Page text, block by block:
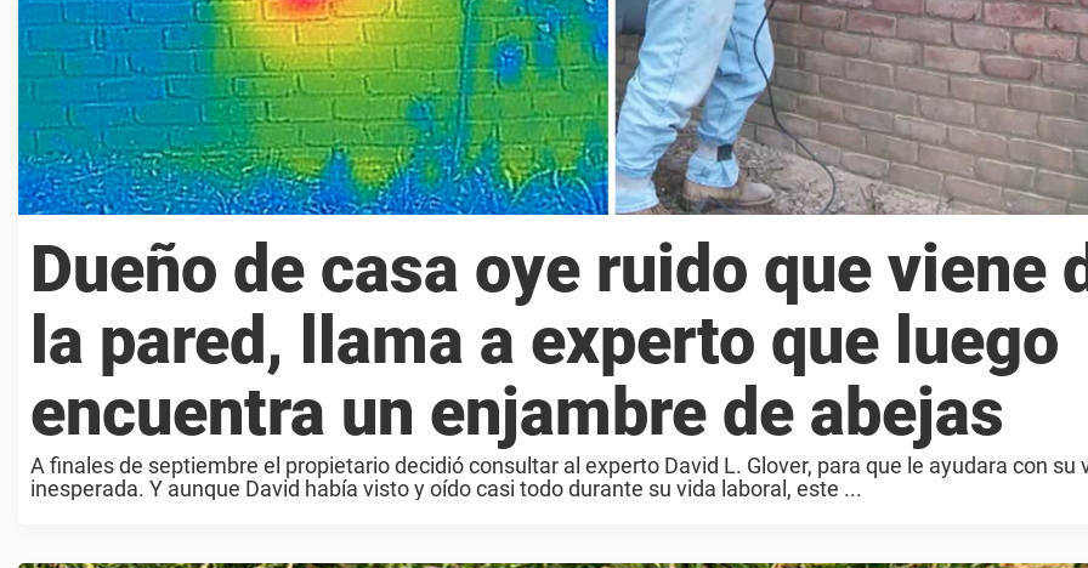
Dueño de casa oye ruido que viene
la pared, llama a experto que luego
encuentra un enjambre de abejas
A finales de septiembre el propietario decidió consultar al experto David L. Glover, para que le ayudara con su
inesperada. Y aunque David había visto y oído casi todo durante su vida laboral, este ...